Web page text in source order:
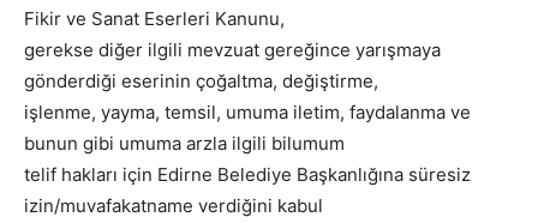
Fikir ve Sanat Eserleri Kanunu,
gerekse diğer ilgili mevzuat gereğince yarışmaya
gönderdiği eserinin çoğaltma, değiştirme,
işlenme, yayma, temsil, umuma iletim, faydalanma ve
bunun gibi umuma arzla ilgili bilumum
telif hakları için Edirne Belediye Başkanlığına süresiz
izin/muvafakatname verdiğini kabul